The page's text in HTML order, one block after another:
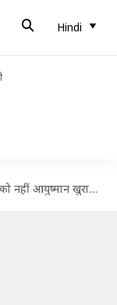
Hindi
कहलाने से परेशानी, बोले- नहीं करना कुछ साबित